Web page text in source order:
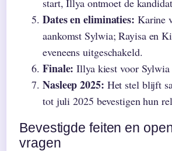
Dates en eliminaties: Karine
aankomst Sylwia; Rayisa en
eveneens uitgeschakeld.
Finale: Illya kiest voor Sylwia
Nasleep 2025: Het stel blijft
tot juli 2025 bevestigen hun
Bevestigde feiten en
vragen